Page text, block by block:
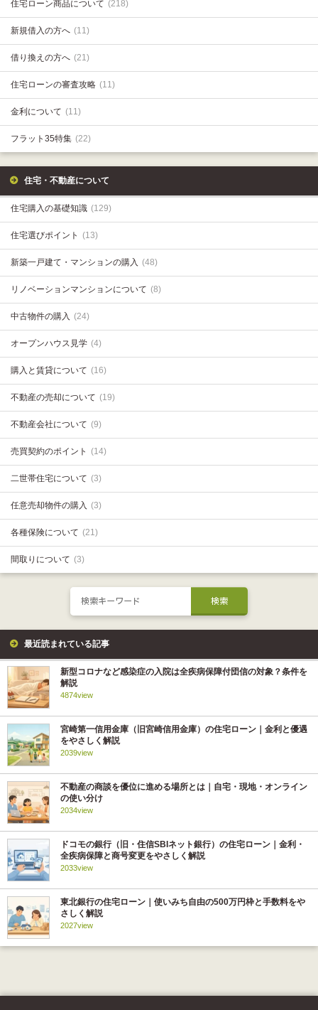
住宅ローン商品について (218)
新規借入の方へ (11)
借り換えの方へ (21)
住宅ローンの審査攻略 (11)
金利について (11)
フラット35特集 (22)
住宅・不動産について
住宅購入の基礎知識 (129)
住宅選びポイント (13)
新築一戸建て・マンションの購入 (48)
リノベーションマンションについて (8)
中古物件の購入 (24)
オープンハウス見学 (4)
購入と賃貸について (16)
不動産の売却について (19)
不動産会社について (9)
売買契約のポイント (14)
二世帯住宅について (3)
任意売却物件の購入 (3)
各種保険について (21)
間取りについて (3)
最近読まれている記事
新型コロナなど感染症の入院は全疾病保障付団信の対象？条件を
解説
4874view
宮崎第一信用金庫（旧宮崎信用金庫）の住宅ローン｜金利と優遇
をやさしく解説
2039view
不動産の商談を優位に進める場所とは｜自宅・現地・オンライン
の使い分け
2034view
ドコモの銀行（旧・住信SBIネット銀行）の住宅ローン｜金利・
全疾病保障と商号変更をやさしく解説
2033view
東北銀行の住宅ローン｜使いみち自由の500万円枠と手数料をや
さしく解説
2027view